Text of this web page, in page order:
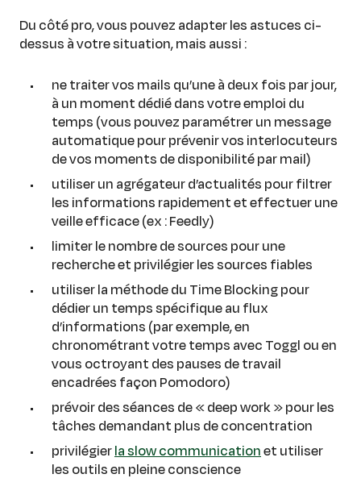
Du côté pro, vous pouvez adapter les astuces ci-
dessus à votre situation, mais aussi :
ne traiter vos mails qu’une à deux fois par jour,
à un moment dédié dans votre emploi du
temps (vous pouvez paramétrer un message
automatique pour prévenir vos interlocuteurs
de vos moments de disponibilité par mail)
utiliser un agrégateur d’actualités pour filtrer
les informations rapidement et effectuer une
veille efficace (ex : Feedly)
limiter le nombre de sources pour une
recherche et privilégier les sources fiables
utiliser la méthode du Time Blocking pour
dédier un temps spécifique au flux
d’informations (par exemple, en
chronométrant votre temps avec Toggl ou en
vous octroyant des pauses de travail
encadrées façon Pomodoro)
prévoir des séances de « deep work » pour les
tâches demandant plus de concentration
privilégierla slow communicationet utiliser
les outils en pleine conscience